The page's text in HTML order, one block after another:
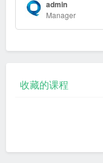
admin
Manager
收藏的课程